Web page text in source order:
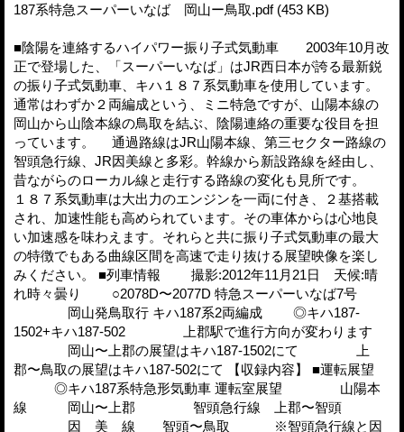
187系特急スーパーいなば 岡山ー鳥取.pdf (453 KB)
■陰陽を連絡するハイパワー振り子式気動車 2003年10月改
正で登場した、「スーパーいなば」はJR西日本が誇る最新鋭
の振り子式気動車、キハ１８７系気動車を使用しています。
通常はわずか２両編成という、ミニ特急ですが、山陽本線の
岡山から山陰本線の鳥取を結ぶ、陰陽連絡の重要な役目を担
っています。 通過路線はJR山陽本線、第三セクター路線の
智頭急行線、JR因美線と多彩。幹線から新設路線を経由し、
昔ながらのローカル線と走行する路線の変化も見所です。
１８７系気動車は大出力のエンジンを一両に付き、２基搭載
され、加速性能も高められています。その車体からは心地良
い加速感を味わえます。それらと共に振り子式気動車の最大
の特徴でもある曲線区間を高速で走り抜ける展望映像を楽し
みください。 ■列車情報 撮影:2012年11月21日 天候:晴
れ時々曇り ○2078D〜2077D 特急スーパーいなば7号
岡山発鳥取行 キハ187系2両編成 ◎キハ187-
1502+キハ187-502 上郡駅で進行方向が変わります
岡山〜上郡の展望はキハ187-1502にて 上
郡〜鳥取の展望はキハ187-502にて 【収録内容】 ■運転展望
◎キハ187系特急形気動車 運転室展望 山陽本
線 岡山〜上郡 智頭急行線 上郡〜智頭
因 美 線 智頭〜鳥取 ※智頭急行線と因